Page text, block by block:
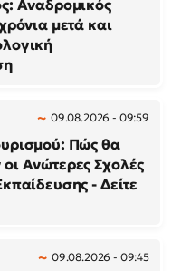
Αναδρομικός
μετά και
09.08.2026 - 09:59
Πώς θα
Ανώτερες Σχολές
- Δείτε
09.08.2026 - 09:45